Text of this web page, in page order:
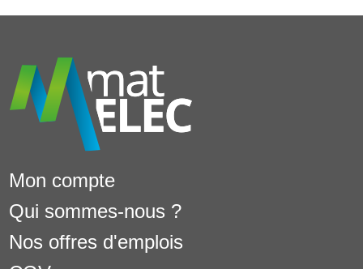
Mon compte
Qui sommes-nous ?
Nos offres d'emplois